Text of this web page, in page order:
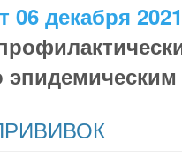
06 декабря 2021